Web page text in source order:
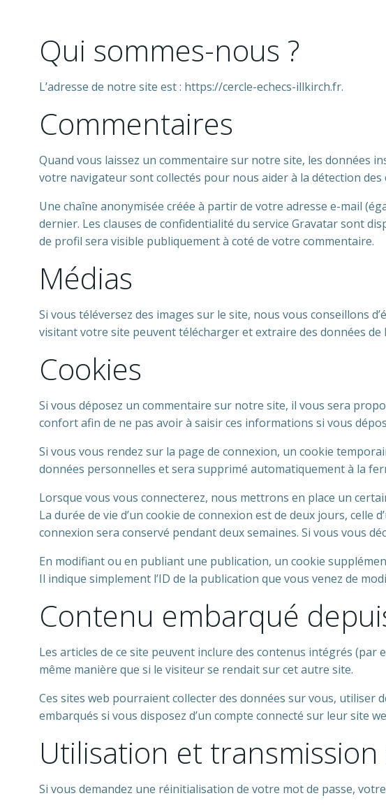
Qui sommes-nous ?
L’adresse de notre site est : https://cercle-echecs-illkirch.fr.
Commentaires
Quand vous laissez un commentaire sur notre site, les données
votre navigateur sont collectés pour nous aider à la détection des
Une chaîne anonymisée créée à partir de votre adresse e-mail
dernier. Les clauses de confidentialité du service Gravatar sont
de profil sera visible publiquement à coté de votre commentaire.
Médias
Si vous téléversez des images sur le site, nous vous conseillons
visitant votre site peuvent télécharger et extraire des données de
Cookies
Si vous déposez un commentaire sur notre site, il vous sera
confort afin de ne pas avoir à saisir ces informations si vous
Si vous vous rendez sur la page de connexion, un cookie
données personnelles et sera supprimé automatiquement à la
Lorsque vous vous connecterez, nous mettrons en place un
La durée de vie d’un cookie de connexion est de deux jours, celle
connexion sera conservé pendant deux semaines. Si vous vous
En modifiant ou en publiant une publication, un cookie
Il indique simplement l’ID de la publication que vous venez de
Contenu embarqué
Les articles de ce site peuvent inclure des contenus intégrés (par
même manière que si le visiteur se rendait sur cet autre site.
Ces sites web pourraient collecter des données sur vous, utiliser
embarqués si vous disposez d’un compte connecté sur leur site
Utilisation et
Si vous demandez une réinitialisation de votre mot de passe,